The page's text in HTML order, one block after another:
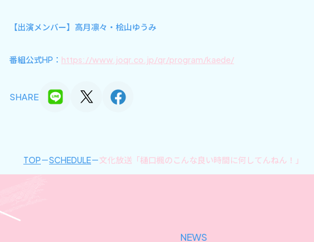
【出演メンバー】高月凛々・桧山ゆうみ
番組公式HP： https://www.joqr.co.jp/qr/program/kaede/
SHARE
TOP SCHEDULE 文化放送「樋口楓のこんな良い時間に何してんねん！」
NEWS